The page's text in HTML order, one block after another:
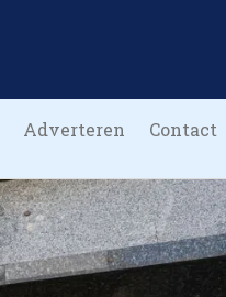
Adverteren Contact